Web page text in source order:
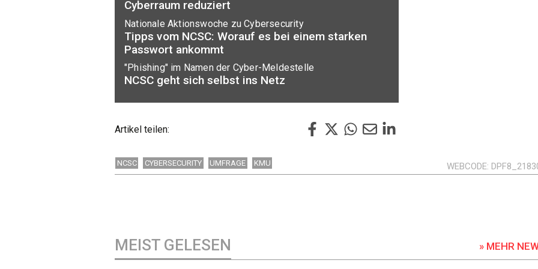
Cyberraum reduziert
Nationale Aktionswoche zu Cybersecurity
Tipps vom NCSC: Worauf es bei einem starken
Passwort ankommt
"Phishing" im Namen der Cyber-Meldestelle
NCSC geht sich selbst ins Netz
Artikel teilen:
NCSC CYBERSECURITY UMFRAGE KMU WEBCODE
MEIST GELESEN » MEHR